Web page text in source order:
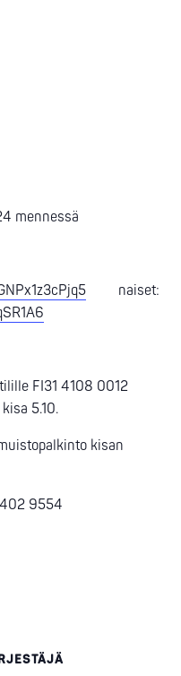
mennessä
naiset:
FI31 4108 0012
5.10.
kisan
9554